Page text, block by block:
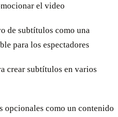
el video
de subtítulos como una
para los espectadores
crear subtítulos en varios
opcionales como un contenido